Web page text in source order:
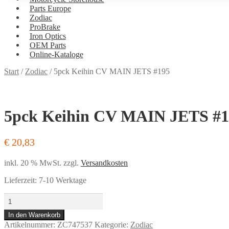
Parts Europe
Zodiac
ProBrake
Iron Optics
OEM Parts
Online-Kataloge
und
Start/Zodiac / 5pck Keihin CV MAIN JETS #195
5pck Keihin CV MAIN JETS
€ 20,83
inkl. 20 % MwSt. zzgl. Versandkosten
Lieferzeit: 7-10 Werktage
5pck
Keihin
CV
MAIN
In den Warenkorb
Artikelnummer: ZC747537 Kategorie: Zodiac